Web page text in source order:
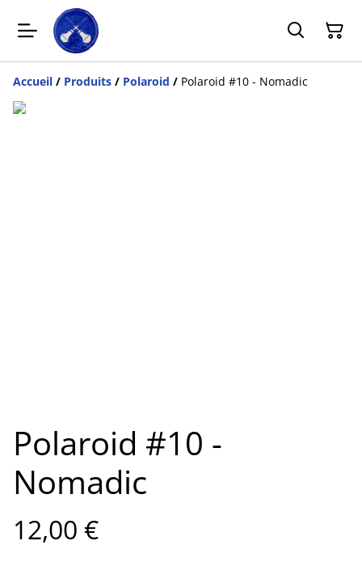
Accueil / Produits / Polaroid / Polaroid #10 - Nomadic
Polaroid #10 -
Nomadic
12,00 €